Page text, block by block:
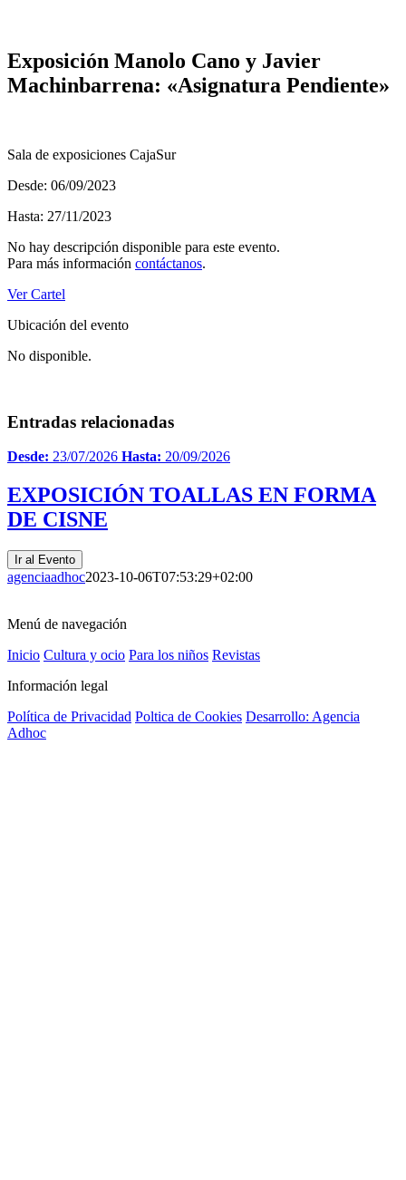
Exposición Manolo Cano y Javier
Machinbarrena: «Asignatura Pendiente»
Sala de exposiciones CajaSur
Desde: 06/09/2023
Hasta: 27/11/2023
No hay descripción disponible para este evento.
Para más información contáctanos.
Ver Cartel
Ubicación del evento
No disponible.
Entradas relacionadas
Desde: 23/07/2026 Hasta: 20/09/2026
EXPOSICIÓN TOALLAS EN FORMA
DE CISNE
Ir al Evento
agenciaadhoc2023-10-06T07:53:29+02:00
Menú de navegación
Inicio Cultura y ocio Para los niños Revistas
Información legal
Política de Privacidad Poltica de Cookies Desarrollo: Agencia
Adhoc